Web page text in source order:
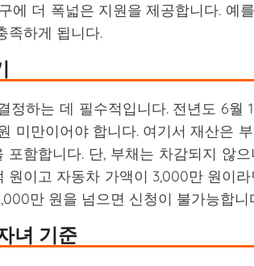
에 더 폭넓은 지원을 제공합니다. 예
족하게 됩니다.
정하는 데 필수적입니다. 전년도 6월
미만이어야 합니다. 여기서 재산은
포함합니다. 단, 부채는 차감되지 않
원이고 자동차 가액이 3,000만 원이
만 원을 넘으면 신청이 불가능합니
녀 기준